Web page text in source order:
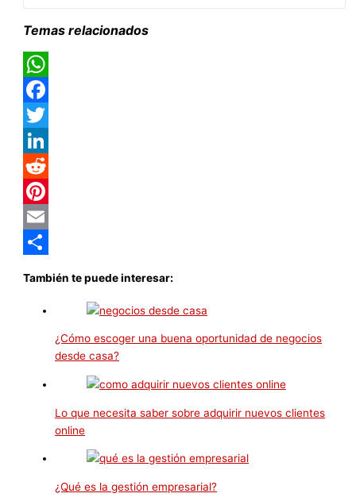
Temas relacionados
WhatsApp
Facebook
Twitter
LinkedIn
Reddit
Pinterest
Email
También te puede interesar:
¿Cómo escoger una buena oportunidad de negocios
desde casa?
Lo que necesita saber sobre adquirir nuevos clientes
online
¿Qué es la gestión empresarial?